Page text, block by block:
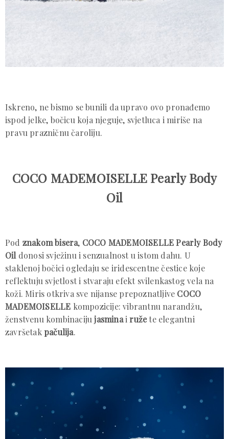
Iskreno, ne bismo se bunili da upravo ovo pronađemo
ispod jelke, bočicu koja njeguje, svjetluca i miriše na
pravu prazničnu čaroliju.
COCO MADEMOISELLE Pearly Body
Oil
Pod znakom bisera, COCO MADEMOISELLE Pearly Body
Oil donosi svježinu i senzualnost u istom dahu. U
staklenoj bočici ogledaju se iridescentne čestice koje
reflektuju svjetlost i stvaraju efekt svilenkastog vela na
koži. Miris otkriva sve nijanse prepoznatljive COCO
MADEMOISELLE kompozicije: vibrantnu narandžu,
ženstvenu kombinaciju jasminai ružete elegantni
završetakpačulija.